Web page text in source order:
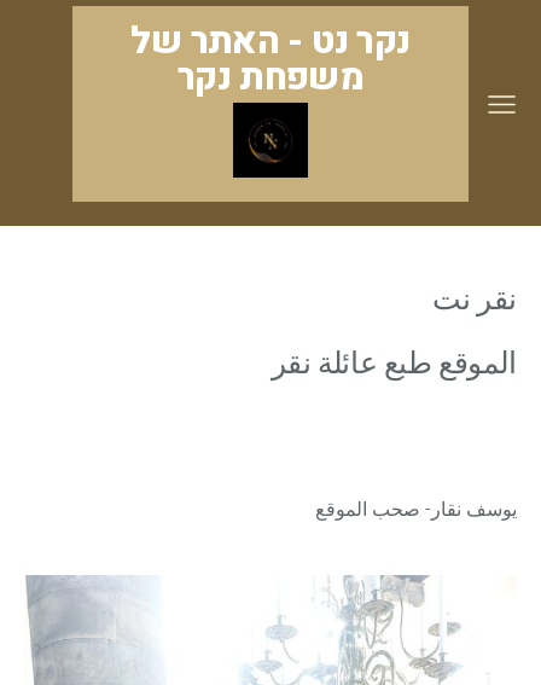
נקר נט - האתר של
משפחת נקר
نقر نت
الموقع طبع عائلة نقر
يوسف نقار- صحب الموقع